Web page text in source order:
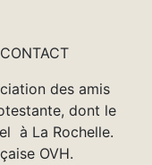
des amis
dont le
à La Rochelle.
OVH.